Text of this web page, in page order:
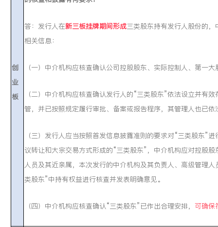
创
业
板
答：发行人在新三板挂牌期间形成三类股东持有发行人股份的
相关信息：
（一）中介机构应核查确认公司控股股东、实际控制人、第一
（二）中介机构应核查确认发行人的“三类股东”依法设立并有
管，并已按照规定履行审批、备案或报告程序，其管理人也已依
（三）发行人应当按照首发信息披露准则的要求对“三类股东”
议转让和大宗交易方式形成的“三类股东”，中介机构应对控股
人员及其近亲属，本次发行的中介机构及其负责人、高级管理
类股东”中持有权益进行核查并发表明确意见。
（四）中介机构应核查确认“三类股东”已作出合理安排，可确保